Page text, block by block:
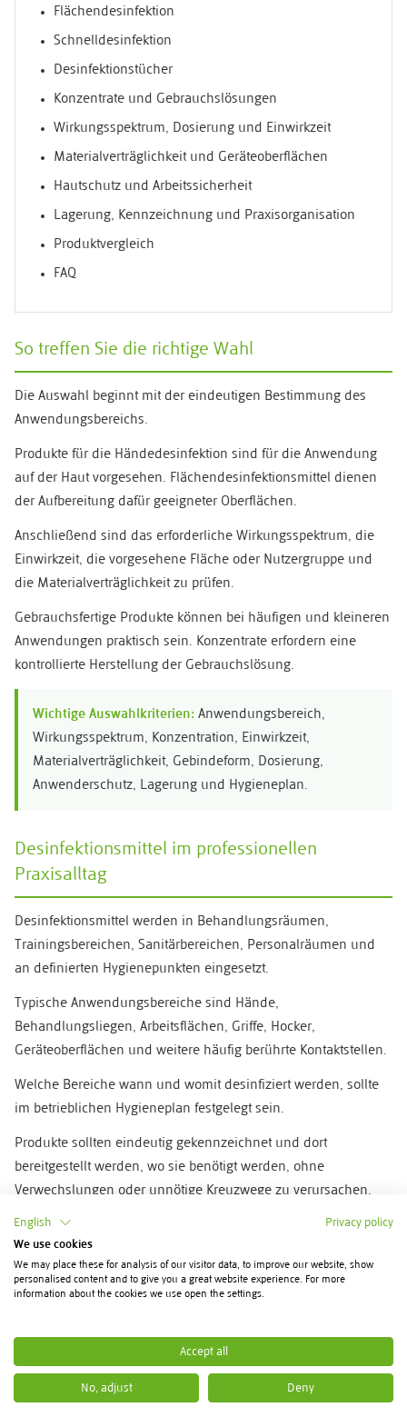
Flächendesinfektion
Schnelldesinfektion
Desinfektionstücher
Konzentrate und Gebrauchslösungen
Wirkungsspektrum, Dosierung und Einwirkzeit
Materialverträglichkeit und Geräteoberflächen
Hautschutz und Arbeitssicherheit
Lagerung, Kennzeichnung und Praxisorganisation
Produktvergleich
FAQ
So treffen Sie die richtige Wahl
Die Auswahl beginnt mit der eindeutigen Bestimmung des
Anwendungsbereichs.
Produkte für die Händedesinfektion sind für die Anwendung
auf der Haut vorgesehen. Flächendesinfektionsmittel dienen
der Aufbereitung dafür geeigneter Oberflächen.
Anschließend sind das erforderliche Wirkungsspektrum, die
Einwirkzeit, die vorgesehene Fläche oder Nutzergruppe und
die Materialverträglichkeit zu prüfen.
Gebrauchsfertige Produkte können bei häufigen und kleineren
Anwendungen praktisch sein. Konzentrate erfordern eine
kontrollierte Herstellung der Gebrauchslösung.
Wichtige Auswahlkriterien: Anwendungsbereich,
Wirkungsspektrum, Konzentration, Einwirkzeit,
Materialverträglichkeit, Gebindeform, Dosierung,
Anwenderschutz, Lagerung und Hygieneplan.
Desinfektionsmittel im professionellen
Praxisalltag
Desinfektionsmittel werden in Behandlungsräumen,
Trainingsbereichen, Sanitärbereichen, Personalräumen und
an definierten Hygienepunkten eingesetzt.
Typische Anwendungsbereiche sind Hände,
Behandlungsliegen, Arbeitsflächen, Griffe, Hocker,
Geräteoberflächen und weitere häufig berührte Kontaktstellen.
Welche Bereiche wann und womit desinfiziert werden, sollte
im betrieblichen Hygieneplan festgelegt sein.
Produkte sollten eindeutig gekennzeichnet und dort
bereitgestellt werden, wo sie benötigt werden, ohne
Verwechslungen oder unnötige Kreuzwege zu verursachen.
Desinfektionsmaßnahmen sollten standardisiert,
nachvollziehbar und für alle Mitarbeitenden verständlich
beschrieben sein.
Reinigung und Desinfektion erfüllen unterschiedliche
English Privacy policy
We use cookies
We may place these for analysis of our visitor data, to improve our website, show
personalised content and to give you a great website experience. For more
information about the cookies we use open the settings.
Accept all
No, adjust Deny